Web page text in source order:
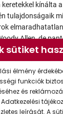
kínálta
tulajdonságaik
Allen, de
Egy biztos: a
bérelt
csak a férfiak
is
sütiket
élmény
funkciók
és
leírását. A